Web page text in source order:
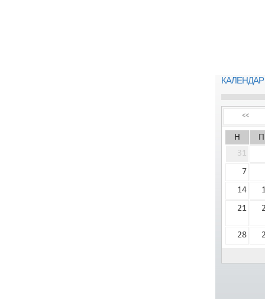
<<
Н
П
31
7
14
21
28